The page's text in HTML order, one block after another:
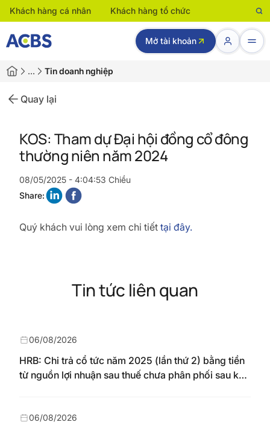
Khách hàng cá nhân Khách hàng tổ chức
Mở tài khoản
… Tin doanh nghiệp
Quay lại
KOS: Tham dự Đại hội đồng cổ đông
thường niên năm 2024
08/05/2025 - 4:04:53 Chiều
Share:
Quý khách vui lòng xem chi tiết tại đây.
Tin tức liên quan
HRB: Chi trả cổ tức năm 2025 (lần thứ 2) bằng tiền
từ nguồn lợi nhuận sau thuế chưa phân phối sau khi
ngày 04/08/2026
06/08/2026
06/08/2026